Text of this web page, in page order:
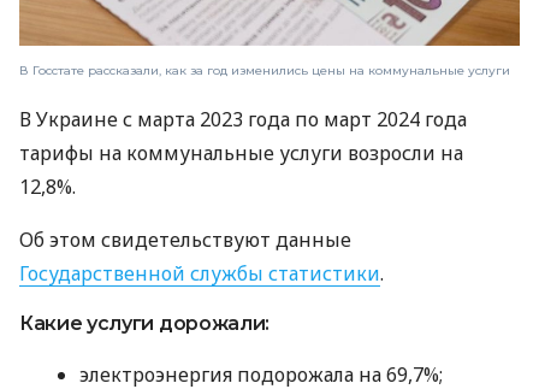
В Госстате рассказали, как за год изменились цены на коммунальные услуги
В Украине с марта 2023 года по март 2024 года
тарифы на коммунальные услуги возросли на
12,8%.
Об этом свидетельствуют данные
Государственной службы статистики.
Какие услуги дорожали:
электроэнергия подорожала на 69,7%;